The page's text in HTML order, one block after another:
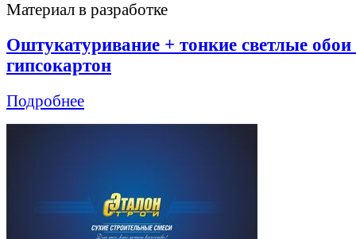
Материал в разработке
Оштукатуривание + тонкие светлые обои
гипсокартон
Подробнее